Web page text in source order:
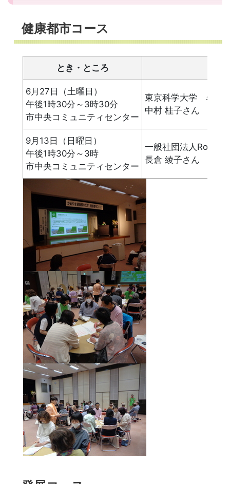
健康都市コース
とき・ところ
6月27日（土曜日）
午後1時30分～3時30分
市中央コミュニティセンター
東京科学大学 名誉
中村 桂子さん
9月13日（日曜日）
午後1時30分～3時
市中央コミュニティセンター
一般社団法人
長倉 綾子さん